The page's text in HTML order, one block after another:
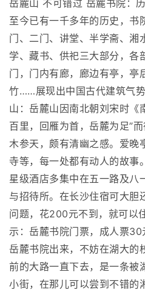
岳麓山 不可错过 岳麓书院：
至今已有一千多年的历史，书
门、二门、讲堂、半学斋、湘
学、藏书、供祀三大部分，各
门，门内有廊，廊边有亭，亭
竹……展现出中国古代建筑气
山：岳麓山因南北朝刘宋时《
百里，回雁为首，岳麓为足”
木参天，颇有清幽之感。爱晚
寺等，每一处都有动人的故事
星级酒店多集中在五一路及八
与招待所。在长沙住宿可大胆
问题，花200元不到，就可以
示：岳麓书院门票，成人票
岳麓书院出来，不妨在湖大的
前的大路一直下去，是一条被
小街，在那儿可以尝到不错的